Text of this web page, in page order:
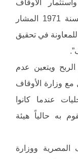
الأوقاف
المنصوص عليها في القانون رقم 80 لسنة 1971 المشار
في تحقيق
ويتعين عدم
وزارة الأوقاف
عندما كانوا
به حالياً هيئة
المصرية ووزارة